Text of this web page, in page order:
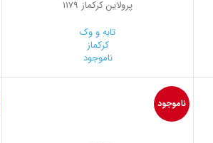
پرولاین کرکماز 1179
تابه و وک
کرکماز
ناموجود
ناموجود